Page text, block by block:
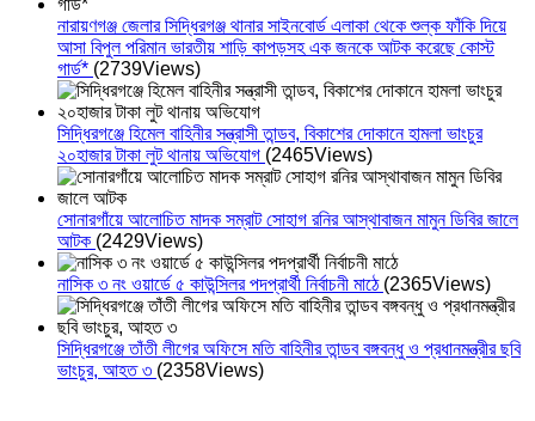
নারায়ণগঞ্জ জেলার সিদ্ধিরগঞ্জ থানার সাইনবোর্ড এলাকা থেকে শুল্ক ফাঁকি দিয়ে
আসা বিপুল পরিমান ভারতীয় শাড়ি কাপড়সহ এক জনকে আটক করেছে কোস্ট
গার্ড* (2739Views)
সিদ্ধিরগঞ্জে হিমেল বাহিনীর সন্ত্রাসী তান্ডব, বিকাশের দোকানে হামলা ভাংচুর
২০হাজার টাকা লুট থানায় অভিযোগ (2465Views)
সোনারগাঁয়ে আলোচিত মাদক সম্রাট সোহাগ রনির আস্থাবাজন মামুন ডিবির জালে
আটক (2429Views)
নাসিক ৩ নং ওয়ার্ডে ৫ কাউন্সিলর পদপ্রার্থী নির্বাচনী মাঠে (2365Views)
সিদ্ধিরগঞ্জে তাঁতী লীগের অফিসে মতি বাহিনীর তান্ডব বঙ্গবন্ধু ও প্রধানমন্ত্রীর ছবি
ভাংচুর, আহত ৩ (2358Views)